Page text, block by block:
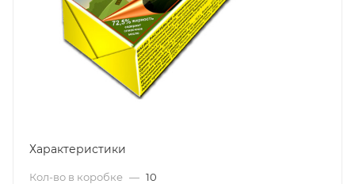
Характеристики
Кол-во в коробке — 10